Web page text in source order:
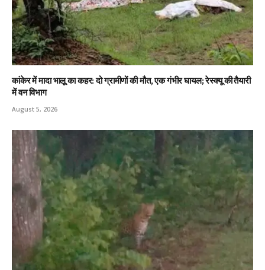
कांकेर में मादा भालू का कहर: दो ग्रामीणों की मौत, एक गंभीर घायल; रेस्क्यू की तैयारी
में वन विभाग
August 5, 2026